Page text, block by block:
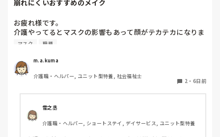
個浴では、こだわりがありすぎて時間かかる方と烏の行水並み
方がいるので、週によって一番と二番を入れ換えたりしてま
す。決め方は職員によってバラバラなので決まりはありませ
ん。
崩れにくいおすすめのメイク
お疲れ様です。
介護やってるとマスクの影響もあって顔がテカテカになりま
せんか…？
たら、顔のテカリがだいぶ抑えられました！
他に介護職ならではのおすすめの化粧品あったら教えてほし
いです。
マスク 職種
m.a.kuma
介護職・ヘルパー, ユニット型特養, 社会福祉士
2 ・ 6日前
雪之丞
介護職・ヘルパー, ショートステイ, デイサービス, ユニット型特養